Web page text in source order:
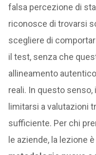
falsa percezione di
riconosce di trovarsi
scegliere di
il test, senza che
allineamento
reali. In questo
limitarsi a valutazioni
sufficiente. Per chi
le aziende, la lezione